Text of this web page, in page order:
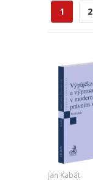
1 2
Jan Kabát